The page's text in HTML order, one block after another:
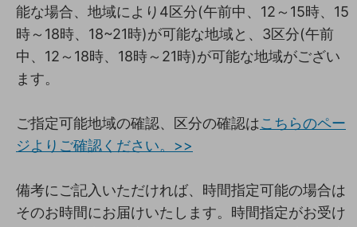
能な場合、地域により4区分(午前中、12～15時、15
時～18時、18~21時)が可能な地域と、3区分(午前
中、12～18時、18時～21時)が可能な地域がござい
ます。
ご指定可能地域の確認、区分の確認はこちらのペー
ジよりご確認ください。>>
備考にご記入いただければ、時間指定可能の場合は
そのお時間にお届けいたします。時間指定がお受け